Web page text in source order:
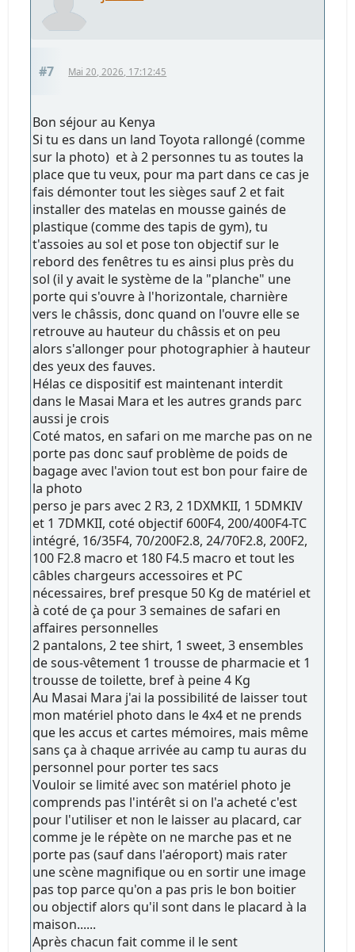
#7 Mai 20, 2026, 17:12:45
Bon séjour au Kenya
Si tu es dans un land Toyota rallongé (comme
sur la photo) et à 2 personnes tu as toutes la
place que tu veux, pour ma part dans ce cas je
fais démonter tout les sièges sauf 2 et fait
installer des matelas en mousse gainés de
plastique (comme des tapis de gym), tu
t'assoies au sol et pose ton objectif sur le
rebord des fenêtres tu es ainsi plus près du
sol (il y avait le système de la "planche" une
porte qui s'ouvre à l'horizontale, charnière
vers le châssis, donc quand on l'ouvre elle se
retrouve au hauteur du châssis et on peu
alors s'allonger pour photographier à hauteur
des yeux des fauves.
Hélas ce dispositif est maintenant interdit
dans le Masai Mara et les autres grands parc
aussi je crois
Coté matos, en safari on me marche pas on ne
porte pas donc sauf problème de poids de
bagage avec l'avion tout est bon pour faire de
la photo
perso je pars avec 2 R3, 2 1DXMKII, 1 5DMKIV
et 1 7DMKII, coté objectif 600F4, 200/400F4-TC
intégré, 16/35F4, 70/200F2.8, 24/70F2.8, 200F2,
100 F2.8 macro et 180 F4.5 macro et tout les
câbles chargeurs accessoires et PC
nécessaires, bref presque 50 Kg de matériel et
à coté de ça pour 3 semaines de safari en
affaires personnelles
2 pantalons, 2 tee shirt, 1 sweet, 3 ensembles
de sous-vêtement 1 trousse de pharmacie et 1
trousse de toilette, bref à peine 4 Kg
Au Masai Mara j'ai la possibilité de laisser tout
mon matériel photo dans le 4x4 et ne prends
que les accus et cartes mémoires, mais même
sans ça à chaque arrivée au camp tu auras du
personnel pour porter tes sacs
Vouloir se limité avec son matériel photo je
comprends pas l'intérêt si on l'a acheté c'est
pour l'utiliser et non le laisser au placard, car
comme je le répète on ne marche pas et ne
porte pas (sauf dans l'aéroport) mais rater
une scène magnifique ou en sortir une image
pas top parce qu'on a pas pris le bon boitier
ou objectif alors qu'il sont dans le placard à la
maison......
Après chacun fait comme il le sent